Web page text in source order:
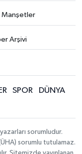
Manşetler
Arşivi
SPOR
DÜNYA
sorumludur.
sorumlu tutulamaz.